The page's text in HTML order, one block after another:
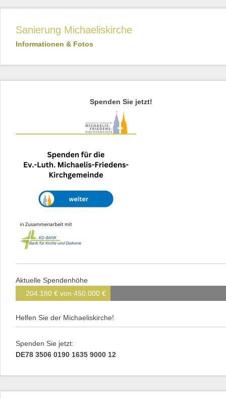
Sanierung Michaeliskirche
Informationen & Fotos
Spenden Sie jetzt!
Aktuelle Spendenhöhe
204.180 € von 450.000 €
Helfen Sie der Michaeliskirche!
Spenden Sie jetzt:
DE78 3506 0190 1635 9000 12